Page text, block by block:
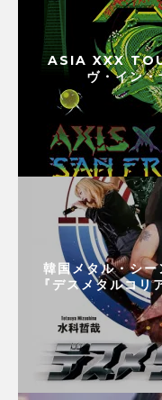
ASIA XXX
ヴ・イン
韓国メタル・シ
『デスメタルコ